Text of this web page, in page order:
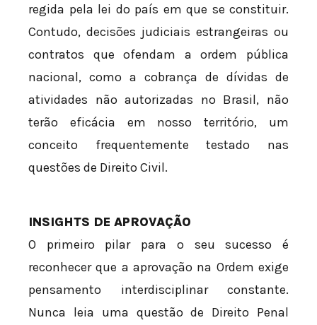
regida pela lei do país em que se constituir.
Contudo, decisões judiciais estrangeiras ou
contratos que ofendam a ordem pública
nacional, como a cobrança de dívidas de
atividades não autorizadas no Brasil, não
terão eficácia em nosso território, um
conceito frequentemente testado nas
questões de Direito Civil.
INSIGHTS DE APROVAÇÃO
O primeiro pilar para o seu sucesso é
reconhecer que a aprovação na Ordem exige
pensamento interdisciplinar constante.
Nunca leia uma questão de Direito Penal